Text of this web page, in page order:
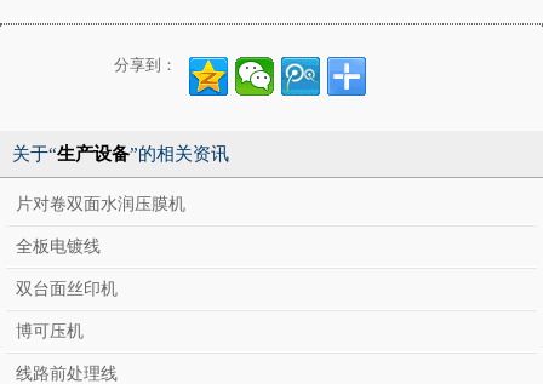
分享到：
关于“生产设备”的相关资讯
片对卷双面水润压膜机
全板电镀线
双台面丝印机
博可压机
线路前处理线